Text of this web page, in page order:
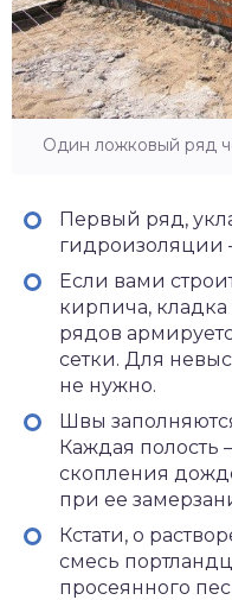
Один ложковый ряд
Первый ряд,
гидроизоляции
Если вами
кирпича,
рядов
сетки. Для
не нужно.
Швы
Каждая полость
скопления
при ее
Кстати, о
смесь
просеянного